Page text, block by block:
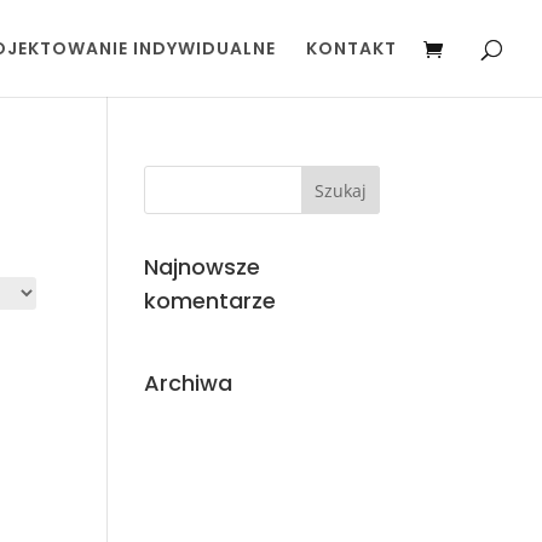
INDYWIDUALNE KONTAKT
Najnowsze
komentarze
Archiwa